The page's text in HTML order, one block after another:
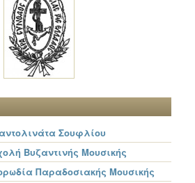
Σουφλίου
Βυζαντινής Μουσικής
Παραδοσιακής Μουσικής